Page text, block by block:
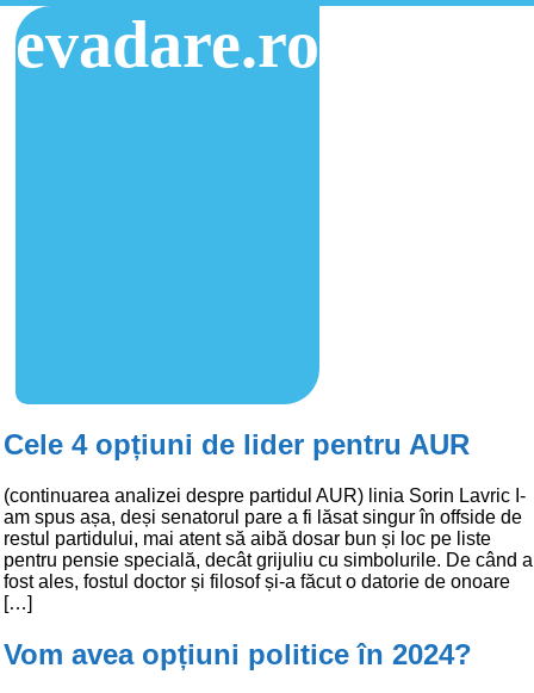
evadare.ro
Cele 4 opțiuni de lider pentru AUR
(continuarea analizei despre partidul AUR) linia Sorin Lavric I-
am spus așa, deși senatorul pare a fi lăsat singur în offside de
restul partidului, mai atent să aibă dosar bun și loc pe liste
pentru pensie specială, decât grijuliu cu simbolurile. De când a
fost ales, fostul doctor și filosof și-a făcut o datorie de onoare
[…]
Vom avea opțiuni politice în 2024?